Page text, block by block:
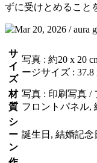
ずに受けとめること
サ
イ
ズ
写真 : 約20 x 20
ージサイズ : 37.8
材
質
写真 : 印刷写真 /
フロントパネル,
シ
ー
ン
誕生日, 結婚記